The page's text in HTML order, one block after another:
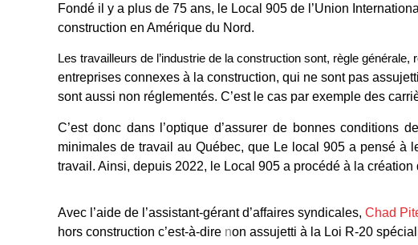
Fondé il y a plus de 75 ans, le Local 905 de l’Union
construction en Amérique du Nord.
Les travailleurs de l’industrie de la construction sont, règle générale,
entreprises connexes à la construction, qui ne sont pas
sont aussi non réglementés. C’est le cas par exemple des
C’est donc dans l’optique d’assurer de bonnes conditions
minimales de travail au Québec, queLe local 905 a pensé à
travail. Ainsi, depuis 2022, le Local 905 a procédé à la création
Avec l’aide de l’assistant-gérant d’affaires syndicales, Chad
hors construction c’est-à-dire non assujetti à la Loi R-20